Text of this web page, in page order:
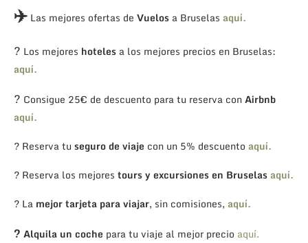
✈️ Las mejores ofertas de Vuelos a Bruselas aquí.
? Los mejores hoteles a los mejores precios en Bruselas:
aquí.
? Consigue 25€ de descuento para tu reserva conAirbnb
aquí.
? Reserva tu seguro de viaje con un 5% descuento aquí.
? Reserva los mejores tours y excursiones en Bruselasaquí.
? La mejor tarjeta para viajar, sin comisiones, aquí.
? Alquila un coche para tu viaje al mejor precio aquí.